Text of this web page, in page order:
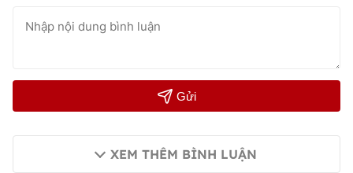
Gửi
XEM THÊM BÌNH LUẬN